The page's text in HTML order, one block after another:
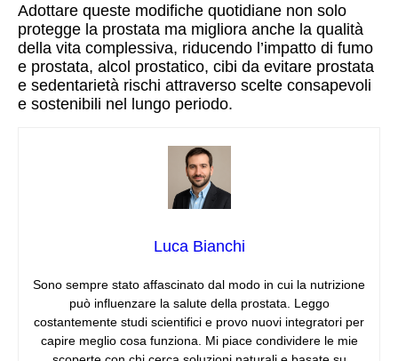
Adottare queste modifiche quotidiane non solo
protegge la prostata ma migliora anche la qualità
della vita complessiva, riducendo l’impatto di fumo
e prostata, alcol prostatico, cibi da evitare prostata
e sedentarietà rischi attraverso scelte consapevoli
e sostenibili nel lungo periodo.
Luca Bianchi
Sono sempre stato affascinato dal modo in cui la nutrizione
può influenzare la salute della prostata. Leggo
costantemente studi scientifici e provo nuovi integratori per
capire meglio cosa funziona. Mi piace condividere le mie